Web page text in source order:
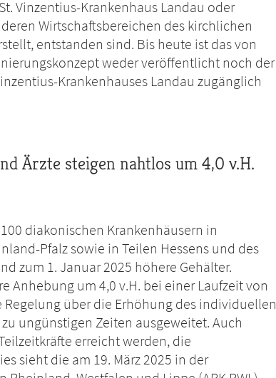
Vinzentius-Krankenhaus Landau oder
Wirtschaftsbereichen des kirchlichen
entstanden sind. Bis heute ist das von
weder veröffentlicht noch der
Krankenhauses Landau zugänglich
Ärzte steigen nahtlos um 4,0 v.H.
diakonischen Krankenhäusern in
Pfalz sowie in Teilen Hessens und des
zum 1. Januar 2025 höhere Gehälter.
Anhebung um 4,0 v.H. bei einer Laufzeit von
über die Erhöhung des individuellen
ungünstigen Zeiten ausgeweitet. Auch
erreicht werden, die
sieht die am 19. März 2025 in der